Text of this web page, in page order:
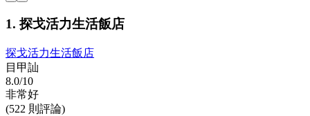
1. 探戈活力生活飯店
探戈活力生活飯店
目甲訕
8.0/10
非常好
(522 則評論)